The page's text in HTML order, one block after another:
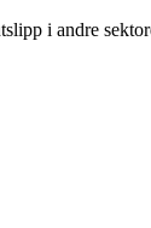
i andre